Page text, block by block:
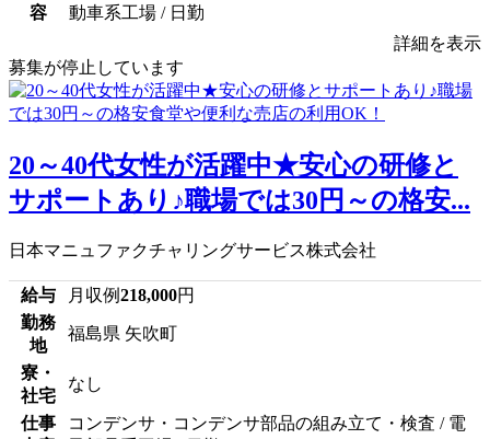
容
動車系工場 / 日勤
詳細を表示
募集が停止しています
20～40代女性が活躍中★安心の研修と
サポートあり♪職場では30円～の格安...
日本マニュファクチャリングサービス株式会社
給与 月収例218,000円
勤務
地
福島県 矢吹町
寮・
社宅
なし
仕事
コンデンサ・コンデンサ部品の組み立て・検査 / 電